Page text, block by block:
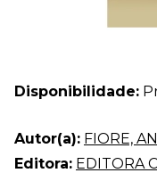
Disponibilidade:
Autor(a): FIORE,
Editora: EDITORA